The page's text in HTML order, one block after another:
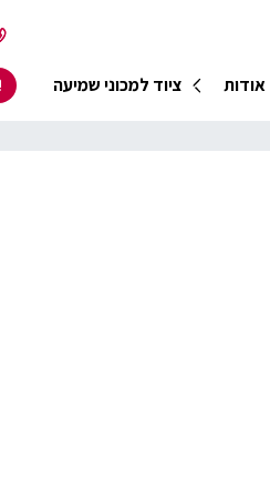
אודות ציוד למכוני שמיעה